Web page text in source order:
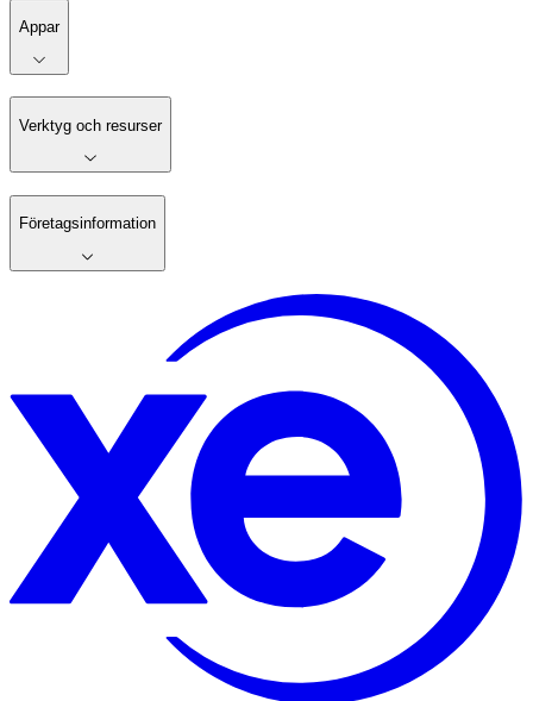
Appar
Verktyg och resurser
Företagsinformation